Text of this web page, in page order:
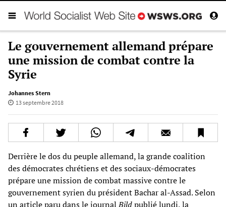
Le gouvernement allemand prépare
une mission de combat contre la
Syrie
Johannes Stern
13 septembre 2018
Derrière le dos du peuple allemand, la grande coalition
des démocrates chrétiens et des sociaux-démocrates
prépare une mission de combat massive contre le
gouvernement syrien du président Bachar al-Assad. Selon
un article paru dans le journalBildpublié lundi, la